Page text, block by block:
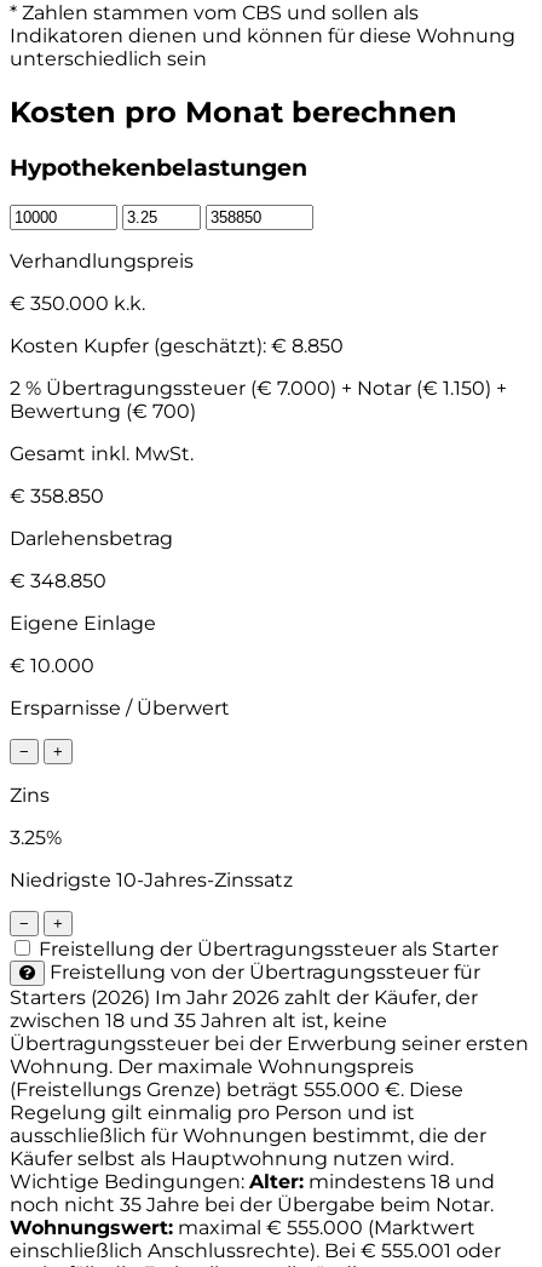
* Zahlen stammen vom CBS und sollen als
Indikatoren dienen und können für diese Wohnung
unterschiedlich sein
Kosten pro Monat berechnen
Hypothekenbelastungen
Verhandlungspreis
€ 350.000 k.k.
Kosten Kupfer (geschätzt): € 8.850
2 % Übertragungssteuer (€ 7.000) + Notar (€ 1.150) +
Bewertung (€ 700)
Gesamt inkl. MwSt.
€ 358.850
Darlehensbetrag
€ 348.850
Eigene Einlage
€ 10.000
Ersparnisse / Überwert
− +
Zins
3.25%
Niedrigste 10-Jahres-Zinssatz
− +
Freistellung der Übertragungssteuer als Starter
Freistellung von der Übertragungssteuer für
Starters (2026) Im Jahr 2026 zahlt der Käufer, der
zwischen 18 und 35 Jahren alt ist, keine
Übertragungssteuer bei der Erwerbung seiner ersten
Wohnung. Der maximale Wohnungspreis
(Freistellungs Grenze) beträgt 555.000 €. Diese
Regelung gilt einmalig pro Person und ist
ausschließlich für Wohnungen bestimmt, die der
Käufer selbst als Hauptwohnung nutzen wird.
Wichtige Bedingungen: Alter: mindestens 18 und
noch nicht 35 Jahre bei der Übergabe beim Notar.
Wohnungswert: maximal € 555.000 (Marktwert
einschließlich Anschlussrechte). Bei € 555.001 oder